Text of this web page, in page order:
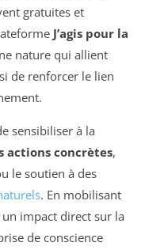
gratuites et
J’agis pour la
nature qui allient
de renforcer le lien
sensibiliser à la
actions concrètes,
le soutien à des
. En mobilisant
impact direct sur la
de conscience